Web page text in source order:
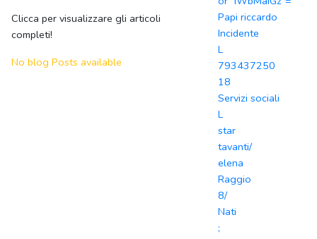
Clicca per visualizzare gli articoli
completi!
No blog Posts available
Papi riccardo
Incidente
L
793437250
18
Servizi sociali
L
star
tavanti/
elena
Raggio
8/
Nati
;